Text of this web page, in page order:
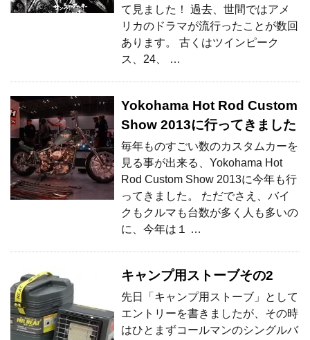
て見ました！ 過去、世間ではアメ
リカのドラマが流行ったことが数回
あります。 古くはツインピーク
ス、24、 …
Yokohama Hot Rod Custom
Show 2013に行ってきました
毎年ものすごい数のカスタムカーを
見る事が出来る、Yokohama Hot
Rod Custom Show 2013に今年も行
ってきました。 ただでさえ、バイ
クもクルマも台数が多く人も多いの
に、今年は１ …
キャンプ用ストーブその2
先日「キャンプ用ストーブ」として
エントリーを書きましたが、その時
はひとまずコールマンのシングルバ